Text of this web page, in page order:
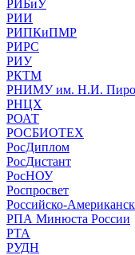
РИБиУ
РИИ
РИПКиПМР
РИРС
РИУ
РКТМ
РНИМУ им. Н.И.
РНЦХ
РОАТ
РОСБИОТЕХ
РосДиплом
РосДистант
РосНОУ
Роспросвет
Российско-
РПА Минюста России
РТА
РУДН